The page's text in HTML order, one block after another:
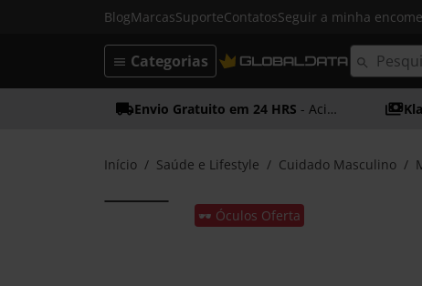
BlogMarcasSuporteContatosSeguir a minha
Categorias
Envio Gratuito em 24 HRS - Acima dos 50€
Início Saúde e Lifestyle Cuidado Masculino
🕶️ Óculos Oferta